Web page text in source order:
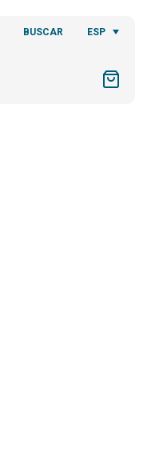
BUSCAR ESP